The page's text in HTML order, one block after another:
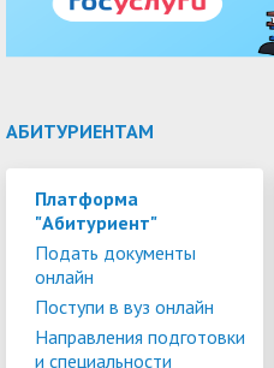
АБИТУРИЕНТАМ
Платформа
"Абитуриент"
Подать документы
онлайн
Поступи в вуз онлайн
Направления подготовки
и специальности